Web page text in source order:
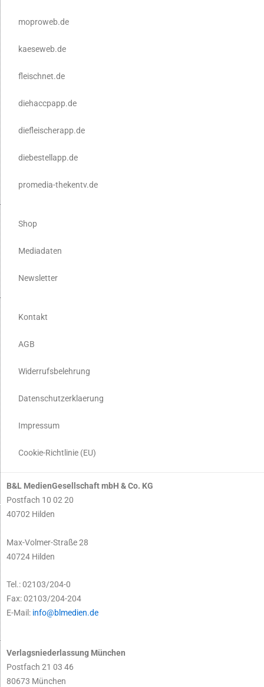
moproweb.de
kaeseweb.de
fleischnet.de
diehaccpapp.de
diefleischerapp.de
diebestellapp.de
promedia-thekentv.de
Shop
Mediadaten
Newsletter
Kontakt
AGB
Widerrufsbelehrung
Datenschutzerklaerung
Impressum
Cookie-Richtlinie (EU)
B&L MedienGesellschaft mbH & Co. KG
Postfach 10 02 20
40702 Hilden
Max-Volmer-Straße 28
40724 Hilden
Tel.: 02103/204-0
Fax: 02103/204-204
E-Mail: info@blmedien.de
Verlagsniederlassung München
Postfach 21 03 46
80673 München